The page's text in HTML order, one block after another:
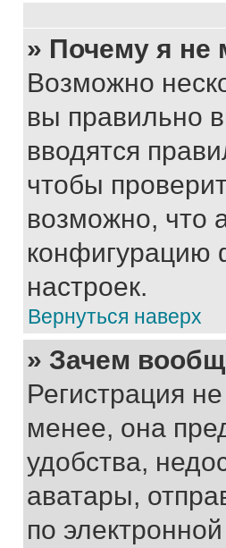
» Почему я не
Возможно
вы правильно
вводятся
чтобы
возможно, что
конфигурацию
настроек.
Вернуться наверх
» Зачем
Регистрация
менее, она
удобства,
аватары,
по